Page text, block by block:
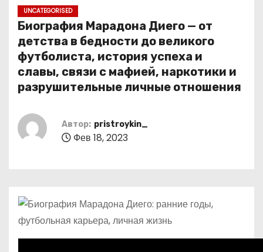
UNCATEGORISED
Биография Марадона Диего — от
детства в бедности до великого
футболиста, история успеха и
славы, связи с мафией, наркотики и
разрушительные личные отношения
Автор: pristroykin_
Фев 18, 2023